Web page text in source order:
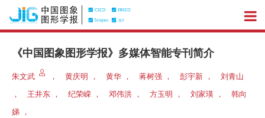
《中国图象图形学报》多媒体智能专刊简介
朱文武 ， 黄庆明 ， 黄华 ， 蒋树强 ， 彭宇新 ，
刘青山
，
王井东 ， 纪荣嵘 ， 邓伟洪 ， 方玉明 ， 刘家瑛 ，
韩向
娣 ，